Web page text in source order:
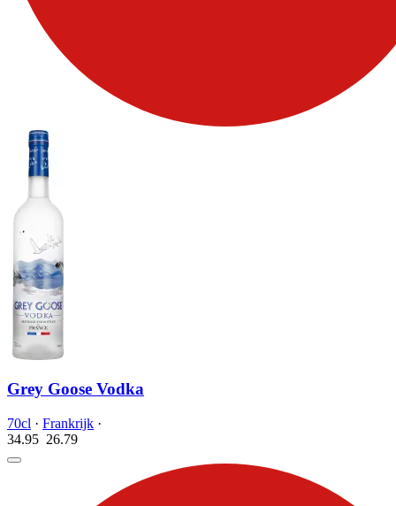
Grey Goose Vodka
70cl · Frankrijk ·
34.95 26.79